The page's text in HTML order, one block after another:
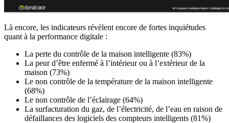
Là encore, les indicateurs révèlent encore de fortes inquiétudes
quant à la performance digitale :
La perte du contrôle de la maison intelligente (83%)
La peur d’être enfermé à l’intérieur ou à l’extérieur de la
maison (73%)
Le non contrôle de la température de la maison intelligente
(68%)
Le non contrôle de l’éclairage (64%)
La surfacturation du gaz, de l’électricité, de l’eau en raison de
défaillances des logiciels des compteurs intelligents (81%)